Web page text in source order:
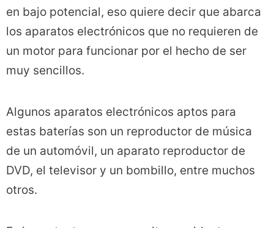
en bajo potencial, eso quiere decir que abarca
los aparatos electrónicos que no requieren de
un motor para funcionar por el hecho de ser
muy sencillos.
Algunos aparatos electrónicos aptos para
estas baterías son un reproductor de música
de un automóvil, un aparato reproductor de
DVD, el televisor y un bombillo, entre muchos
otros.